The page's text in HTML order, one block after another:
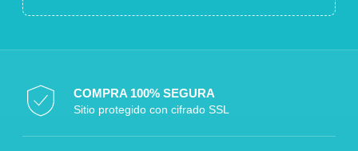
COMPRA 100% SEGURA
Sitio protegido con cifrado SSL